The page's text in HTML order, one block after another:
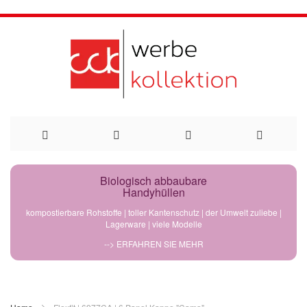
Direkt
Biologisch abbaubare
Handyhüllen
kompostierbare Rohstoffe | toller Kantenschutz | der Umwelt zuliebe |
Lagerware | viele Modelle
--> ERFAHREN SIE MEHR